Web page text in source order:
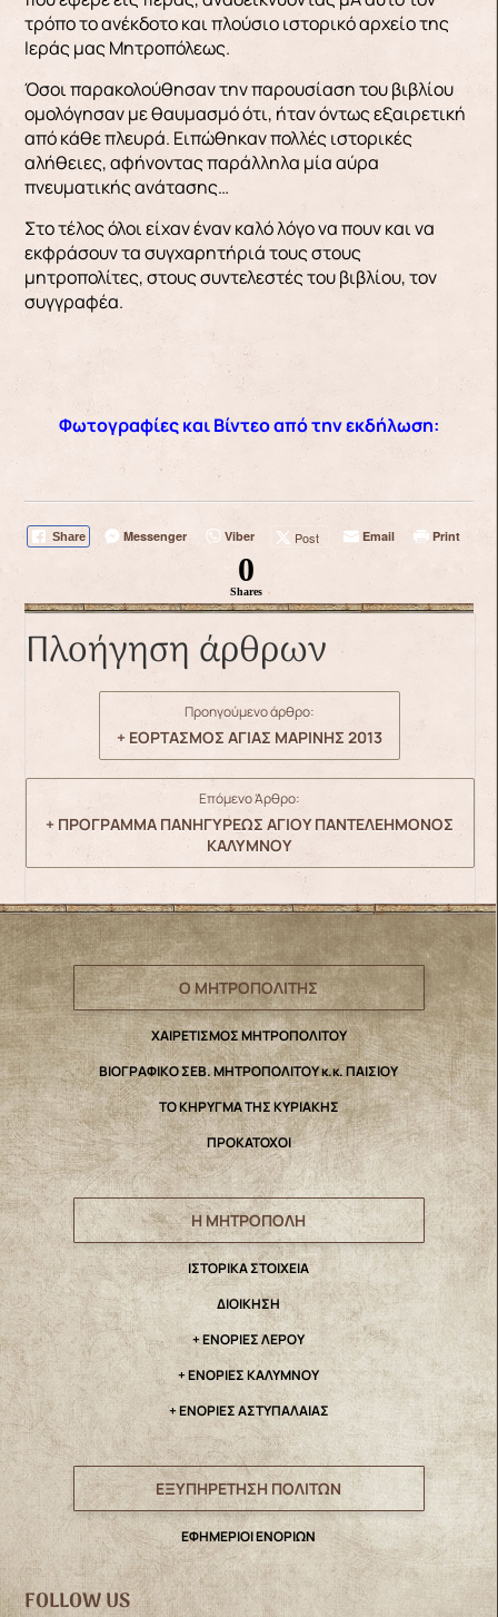
τρόπο το ανέκδοτο και πλούσιο ιστορικό αρχείο της
Ιεράς μας Μητροπόλεως.
Όσοι παρακολούθησαν την παρουσίαση του βιβλίου
ομολόγησαν με θαυμασμό ότι, ήταν όντως εξαιρετική
από κάθε πλευρά. Ειπώθηκαν πολλές ιστορικές
αλήθειες, αφήνοντας παράλληλα μία αύρα
πνευματικής ανάτασης…
Στο τέλος όλοι είχαν έναν καλό λόγο να πουν και να
εκφράσουν τα συγχαρητήριά τους στους
μητροπολίτες, στους συντελεστές του βιβλίου, τον
συγγραφέα.
Φωτογραφίες και Βίντεο από την εκδήλωση:
Share Messenger Viber Post Email Print
0
Shares
Πλοήγηση άρθρων
Προηγούμενο άρθρο:
+ ΕΟΡΤΑΣΜΟΣ ΑΓΙΑΣ ΜΑΡΙΝΗΣ 2013
Επόμενο Άρθρο:
+ ΠΡΟΓΡΑΜΜΑ ΠΑΝΗΓΥΡΕΩΣ ΑΓΙΟΥ ΠΑΝΤΕΛΕΗΜΟΝΟΣ
ΚΑΛΥΜΝΟΥ
Ο ΜΗΤΡΟΠΟΛΙΤΗΣ
ΧΑΙΡΕΤΙΣΜΟΣ ΜΗΤΡΟΠΟΛΙΤΟΥ
ΒΙΟΓΡΑΦΙΚΟ ΣΕΒ. ΜΗΤΡΟΠΟΛΙΤΟΥ κ.κ. ΠΑΙΣΙΟΥ
ΤΟ ΚΗΡΥΓΜΑ ΤΗΣ ΚΥΡΙΑΚΗΣ
ΠΡΟΚΑΤΟΧΟΙ
Η ΜΗΤΡΟΠΟΛΗ
IΣΤΟΡΙΚΑ ΣΤΟΙΧΕΙΑ
ΔΙΟΙΚΗΣΗ
+ ΕΝΟΡΙΕΣ ΛΕΡΟΥ
+ ΕΝΟΡΙΕΣ ΚΑΛΥΜΝΟΥ
+ ΕΝΟΡΙΕΣ ΑΣΤΥΠΑΛΑΙΑΣ
ΕΞΥΠΗΡΕΤΗΣΗ ΠΟΛΙΤΩΝ
ΕΦΗΜΕΡΙΟΙ ΕΝΟΡΙΩΝ
FOLLOW US